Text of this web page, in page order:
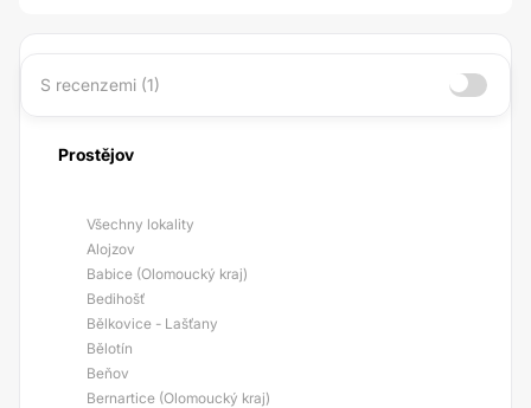
S recenzemi (1)
Prostějov
Všechny lokality
Alojzov
Babice (Olomoucký kraj)
Bedihošť
Bělkovice - Lašťany
Bělotín
Beňov
Bernartice (Olomoucký kraj)